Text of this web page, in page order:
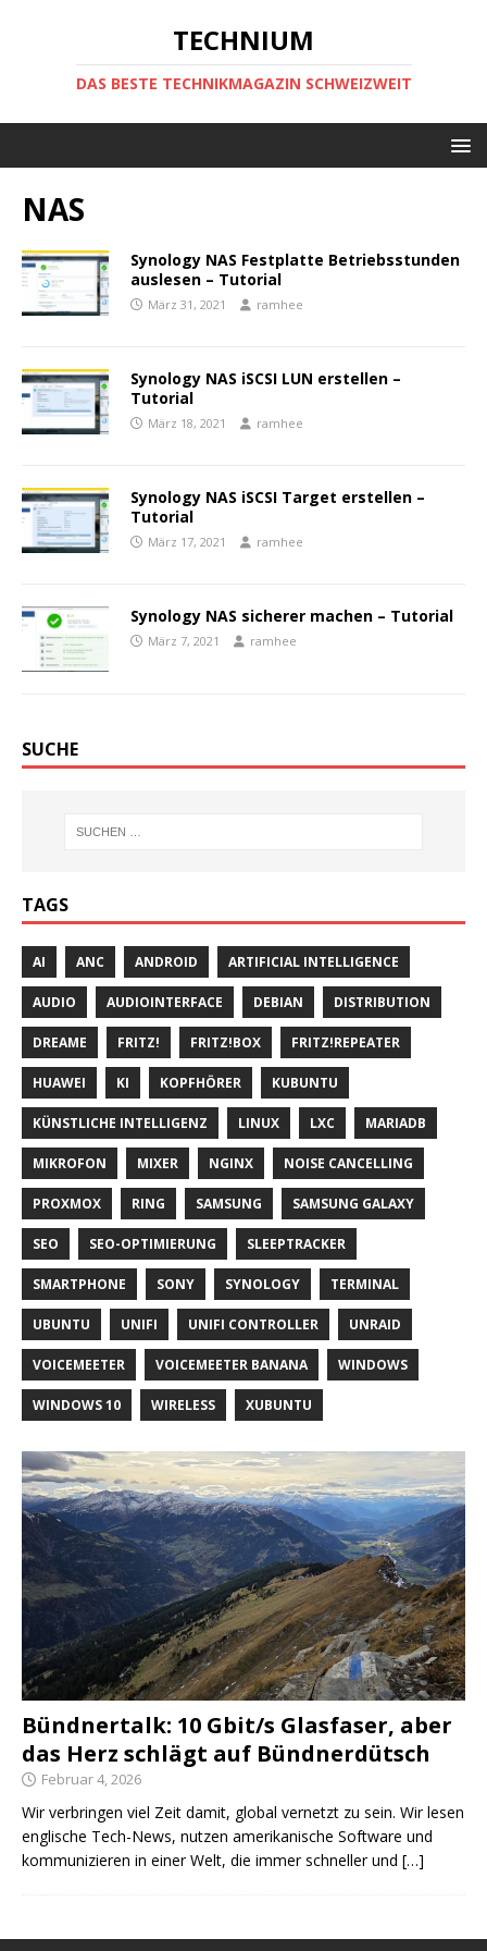
TECHNIUM
DAS BESTE TECHNIKMAGAZIN SCHWEIZWEIT
NAS
Synology NAS Festplatte Betriebsstunden
auslesen – Tutorial
März 31, 2021 ramhee
Synology NAS iSCSI LUN erstellen –
Tutorial
März 18, 2021 ramhee
Synology NAS iSCSI Target erstellen –
Tutorial
März 17, 2021 ramhee
Synology NAS sicherer machen – Tutorial
März 7, 2021 ramhee
SUCHE
TAGS
AI ANC ANDROID ARTIFICIAL INTELLIGENCE
AUDIO AUDIOINTERFACE DEBIAN DISTRIBUTION
DREAME FRITZ! FRITZ!BOX FRITZ!REPEATER
HUAWEI KI KOPFHÖRER KUBUNTU
KÜNSTLICHE INTELLIGENZ LINUX LXC MARIADB
MIKROFON MIXER NGINX NOISE CANCELLING
PROXMOX RING SAMSUNG SAMSUNG GALAXY
SEO SEO-OPTIMIERUNG SLEEPTRACKER
SMARTPHONE SONY SYNOLOGY TERMINAL
UBUNTU UNIFI UNIFI CONTROLLER UNRAID
VOICEMEETER VOICEMEETER BANANA WINDOWS
WINDOWS 10 WIRELESS XUBUNTU
Bündnertalk: 10 Gbit/s Glasfaser, aber
das Herz schlägt auf Bündnerdütsch
Februar 4, 2026
Wir verbringen viel Zeit damit, global vernetzt zu sein. Wir lesen
englische Tech-News, nutzen amerikanische Software und
kommunizieren in einer Welt, die immer schneller und […]